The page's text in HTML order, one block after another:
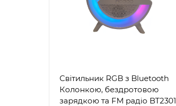
Cвітильник RGB з Bluetooth
Колонкою, бездротовою
зарядкою та FM радіо BT2301